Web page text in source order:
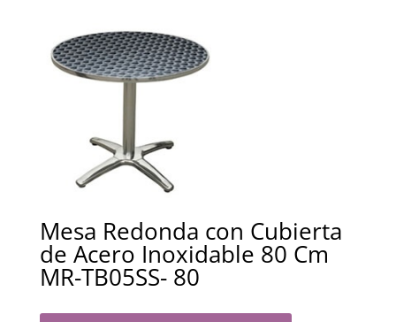
Mesa Redonda con Cubierta
de Acero Inoxidable 80 Cm
MR-TB05SS- 80